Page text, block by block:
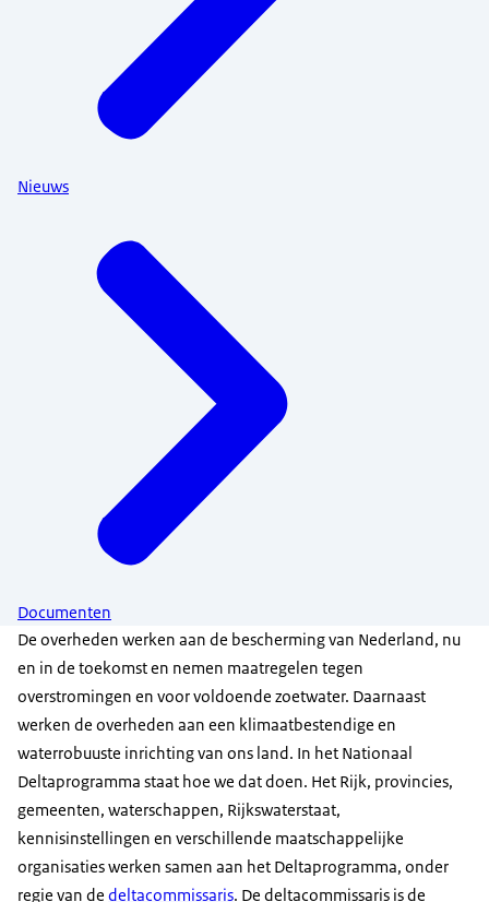
Nieuws
Documenten
De overheden werken aan de bescherming van Nederland, nu
en in de toekomst en nemen maatregelen tegen
overstromingen en voor voldoende zoetwater. Daarnaast
werken de overheden aan een klimaatbestendige en
waterrobuuste inrichting van ons land. In het Nationaal
Deltaprogramma staat hoe we dat doen. Het Rijk, provincies,
gemeenten, waterschappen, Rijkswaterstaat,
kennisinstellingen en verschillende maatschappelijke
organisaties werken samen aan het Deltaprogramma, onder
regie van de deltacommissaris. De deltacommissaris is de